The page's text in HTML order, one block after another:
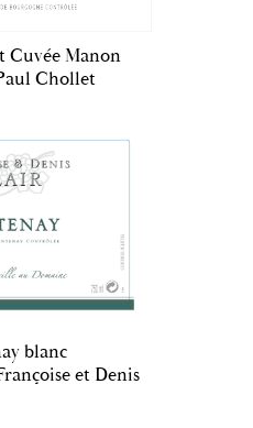
Cuvée Manon
Chollet
blanc
et Denis